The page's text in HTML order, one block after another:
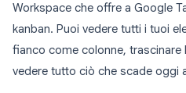
Workspace che offre a Google
kanban. Puoi vedere tutti i tuoi
fianco come colonne, trascinare
vedere tutto ciò che scade oggi